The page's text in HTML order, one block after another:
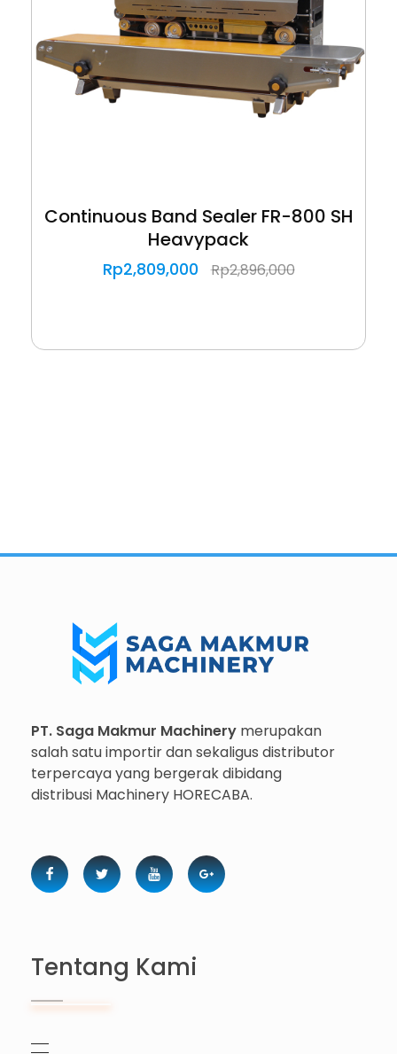
Continuous Band Sealer FR-800 SH
Heavypack
Rp2,809,000 Rp2,896,000
PT. Saga Makmur Machinery merupakan
salah satu importir dan sekaligus distributor
terpercaya yang bergerak dibidang
distribusi Machinery HORECABA.
Tentang Kami